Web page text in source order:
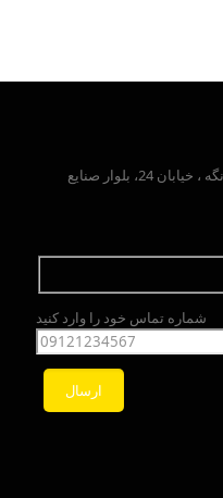
تهران، اسلامشهر،شهرک صنعتی چهاردانگه ، خیابان 24، بلوار صنایع
شماره تماس خود را وارد کنید